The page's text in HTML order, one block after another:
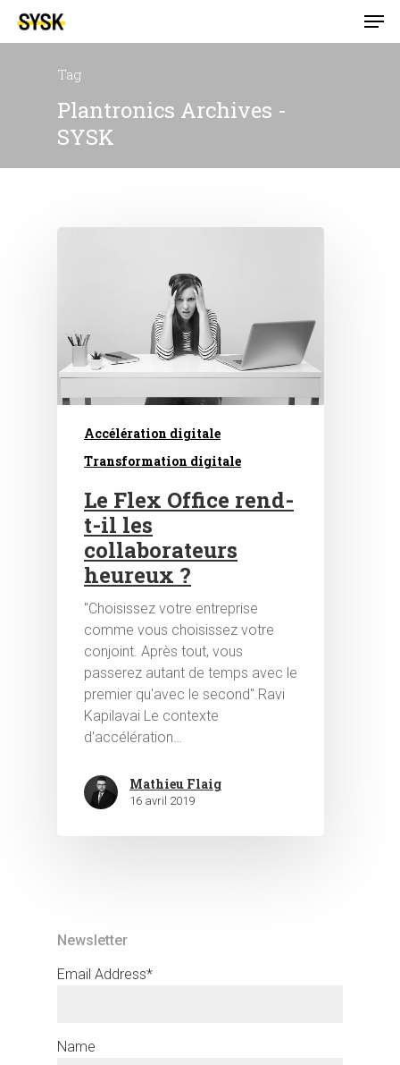
Hit enter to search or ESC to close
Tag
Plantronics Archives -
SYSK
Accélération digitale
Transformation digitale
Le Flex Office rend-
t-il les
collaborateurs
heureux ?
"Choisissez votre entreprise
comme vous choisissez votre
conjoint. Après tout, vous
passerez autant de temps avec le
premier qu'avec le second".Ravi
Kapilavai Le contexte
d'accélération…
Mathieu Flaig
16 avril 2019
Newsletter
Email Address*
Name